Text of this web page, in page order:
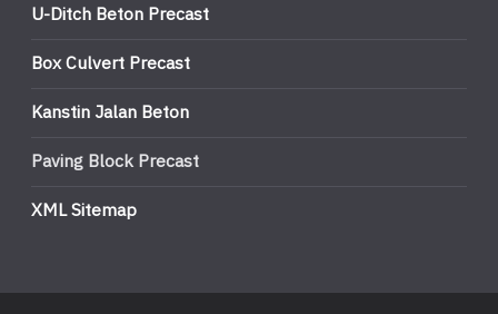
U-Ditch Beton Precast
Box Culvert Precast
Kanstin Jalan Beton
Paving Block Precast
XML Sitemap